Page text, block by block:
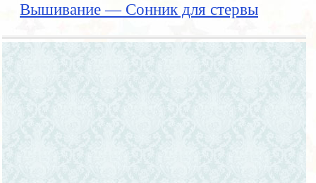
Вышивание — Сонник для стервы